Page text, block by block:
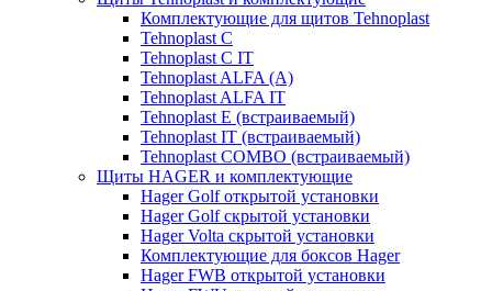
Комплектующие для щитов Tehnoplast
Tehnoplast C
Tehnoplast C IT
Tehnoplast ALFA (А)
Tehnoplast ALFA IT
Tehnoplast E (встраиваемый)
Tehnoplast IT (встраиваемый)
Tehnoplast COMBO (встраиваемый)
Щиты HAGER и комплектующие
Hager Golf открытой установки
Hager Golf скрытой установки
Hager Volta скрытой установки
Комплектующие для боксов Hager
Hager FWB открытой установки